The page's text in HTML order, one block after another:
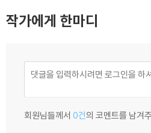
작가에게 한마디
회원님들께서 0건의 코멘트를 남겨